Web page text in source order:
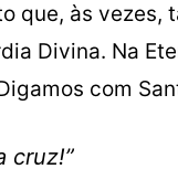
Total à
que, às vezes,
Divina. Na
com
cruz!”